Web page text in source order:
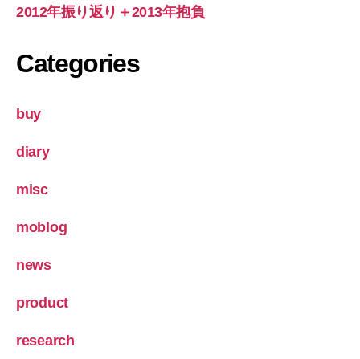
2012年振り返り＋2013年抱負
Categories
buy
diary
misc
moblog
news
product
research